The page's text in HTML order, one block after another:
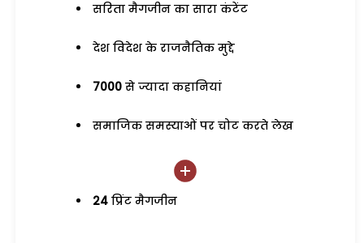
सरिता मैगजीन का सारा कंटेंट
देश विदेश के राजनैतिक मुद्दे
7000 से ज्यादा कहानियां
समाजिक समस्याओं पर चोट करते लेख
24 प्रिंट मैगजीन